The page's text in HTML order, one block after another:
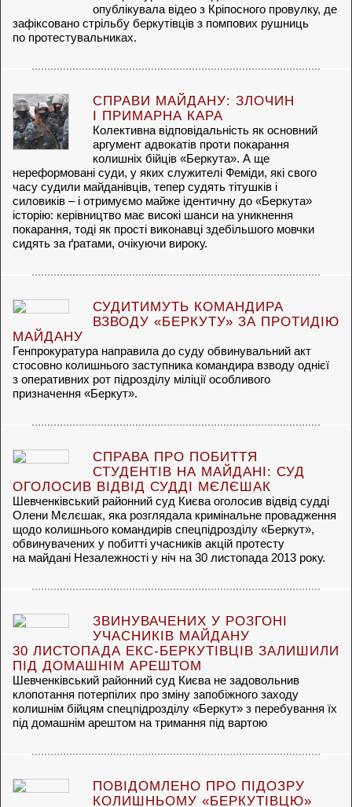
опублікувала відео з Кріпосного провулку, де
зафіксовано стрільбу беркутівців з помпових рушниць
по протестувальниках.
СПРАВИ МАЙДАНУ: ЗЛОЧИН
І ПРИМАРНА КАРА
Колективна відповідальність як основний
аргумент адвокатів проти покарання
колишніх бійців «Беркута». А ще
нереформовані суди, у яких служителі Феміди, які свого
часу судили майданівців, тепер судять тітушків і
силовиків – і отримуємо майже ідентичну до «Беркута»
історію: керівництво має високі шанси на уникнення
покарання, тоді як прості виконавці здебільшого мовчки
сидять за ґратами, очікуючи вироку.
СУДИТИМУТЬ КОМАНДИРА
ВЗВОДУ «БЕРКУТУ» ЗА ПРОТИДІЮ
МАЙДАНУ
Генпрокуратура направила до суду обвинувальний акт
стосовно колишнього заступника командира взводу однієї
з оперативних рот підрозділу міліції особливого
призначення «Беркут».
СПРАВА ПРО ПОБИТТЯ
СТУДЕНТІВ НА МАЙДАНІ: СУД
ОГОЛОСИВ ВІДВІД СУДДІ МЄЛЄШАК
Шевченківський районний суд Києва оголосив відвід судді
Олени Мєлєшак, яка розглядала кримінальне провадження
щодо колишнього командирів спецпідрозділу «Беркут»,
обвинувачених у побитті учасників акцій протесту
на майдані Незалежності у ніч на 30 листопада 2013 року.
ЗВИНУВАЧЕНИХ У РОЗГОНІ
УЧАСНИКІВ МАЙДАНУ
30 ЛИСТОПАДА ЕКС-БЕРКУТІВЦІВ ЗАЛИШИЛИ
ПІД ДОМАШНІМ АРЕШТОМ
Шевченківський районний суд Києва не задовольнив
клопотання потерпілих про зміну запобіжного заходу
колишнім бійцям спецпідрозділу «Беркут» з перебування їх
під домашнім арештом на тримання під вартою
ПОВІДОМЛЕНО ПРО ПІДОЗРУ
КОЛИШНЬОМУ «БЕРКУТІВЦЮ»